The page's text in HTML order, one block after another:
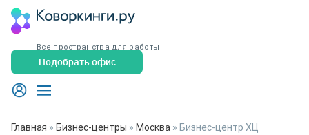
Все пространства для работы
Подобрать офис
Главная » Бизнес-центры » Москва » Бизнес-центр ХЦ